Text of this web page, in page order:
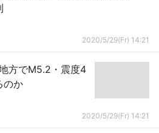
2020/5/29(Fr) 14:21
方でM5.2・震度4
のか
2020/5/29(Fr) 14:21